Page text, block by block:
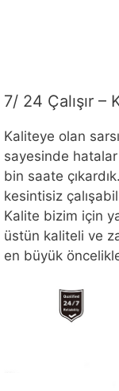
7/ 24 Çalışır –
Kaliteye olan
sayesinde
bin saate
kesintisiz
Kalite bizim için
üstün kaliteli ve
en büyük